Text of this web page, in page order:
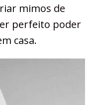
mimos de
perfeito poder
casa.